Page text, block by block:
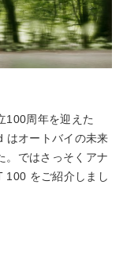
100周年を迎えた
はオートバイの未来
。ではさっそくアナ
100 をご紹介しまし